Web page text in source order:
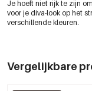
Je hoeft niet rijk te zijn
voor je diva-look op het
verschillende kleuren.
Vergelijkbare